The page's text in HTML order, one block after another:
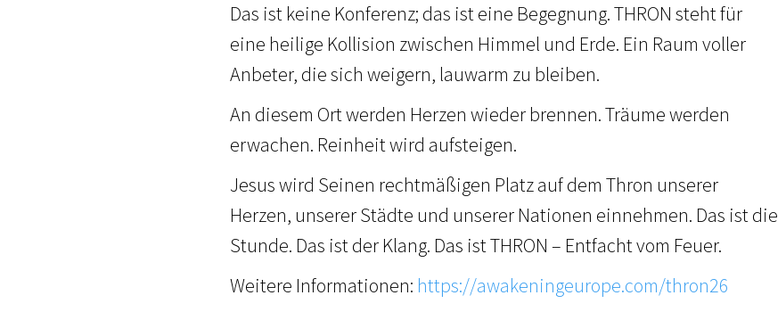
Das ist keine Konferenz; das ist eine Begegnung. THRON steht für
eine heilige Kollision zwischen Himmel und Erde. Ein Raum voller
Anbeter, die sich weigern, lauwarm zu bleiben.
An diesem Ort werden Herzen wieder brennen. Träume werden
erwachen. Reinheit wird aufsteigen.
Jesus wird Seinen rechtmäßigen Platz auf dem Thron unserer
Herzen, unserer Städte und unserer Nationen einnehmen. Das ist die
Stunde. Das ist der Klang. Das ist THRON – Entfacht vom Feuer.
Weitere Informationen: https://awakeningeurope.com/thron26